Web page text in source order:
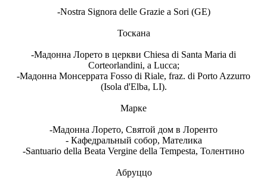
-Nostra Signora delle Grazie a Sori (GE)
Тоскана
-Мадонна Лорето в церкви Chiesa di Santa Maria di
Corteorlandini, a Lucca;
-Мадонна Монсеррата Fosso di Riale, fraz. di Porto Azzurro
(Isola d'Elba, LI).
Марке
-Мадонна Лорето, Святой дом в Лоренто
- Кафедральный собор, Мателика
-Santuario della Beata Vergine della Tempesta, Толентино
Абруццо